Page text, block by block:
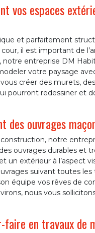
vos espaces
et parfaitement
il est important de
entreprise DM
votre paysage
créer des murets,
pourront redessiner et
ouvrages
notre
ouvrages durables et
un extérieur à l’aspect
suivant toutes
équipe vos rêves de
nous vous
en travaux de